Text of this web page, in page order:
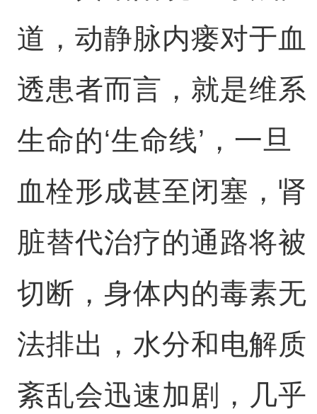
道，动静脉内瘘对于血
透患者而言，就是维系
生命的‘生命线’，一旦
血栓形成甚至闭塞，肾
脏替代治疗的通路将被
切断，身体内的毒素无
法排出，水分和电解质
紊乱会迅速加剧，几乎